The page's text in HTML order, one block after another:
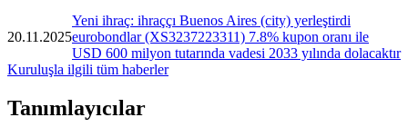
20.11.2025
Yeni ihraç: ihraççı Buenos Aires (city) yerleştirdi
eurobondlar (XS3237223311) 7.8% kupon oranı ile
USD 600 milyon tutarında vadesi 2033 yılında dolacaktır
Kuruluşla ilgili tüm haberler
Tanımlayıcılar